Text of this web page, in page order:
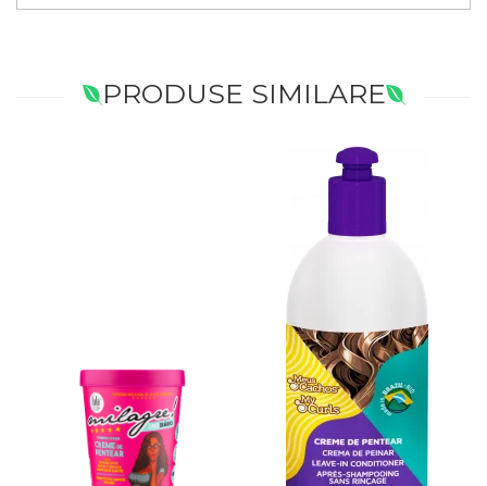
PRODUSE SIMILARE